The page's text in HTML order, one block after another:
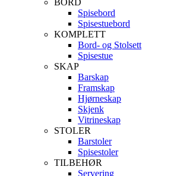
BORD
Spisebord
Spisestuebord
KOMPLETT
Bord- og Stolsett
Spisestue
SKAP
Barskap
Framskap
Hjørneskap
Skjenk
Vitrineskap
STOLER
Barstoler
Spisestoler
TILBEHØR
Servering